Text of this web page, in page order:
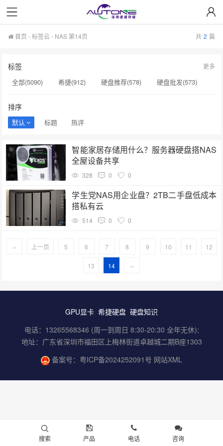
首页 -标签云- NAS 第14页 共 2 篇
标签
全部(5090) 希捷(912) 硬盘推荐(578)
硬盘批发(573)
硬盘采购(474)
希捷硬盘(471)
H20显卡(131)
H100显卡(131)
硬盘质量(130)
GPU服务器(130)
H200服务器(126)
NAS专用硬盘(120)
企业级存储(72) HAMR技术(62)
更多
排序
默认 标题 热评
智能家居存储用什么？服务器硬盘搭NAS
全屋设备共享
328 0 0
学生党NAS用企业盘？2TB二手盘低成本
搭私有云
514 0 0
‹‹ 上一页 5 6 7 8 9 10 11 12
13 14 ››
GPU显卡 希捷硬盘 硬盘知识
电话：13265568346 (周一到周日 8:30-20:30 全年无休);
地址：广东省深圳市福田区上梅林街道卓越城二期B座1303
备案号： 粤ICP备2024252091号 网站XML
搜索 产品 电话 咨询